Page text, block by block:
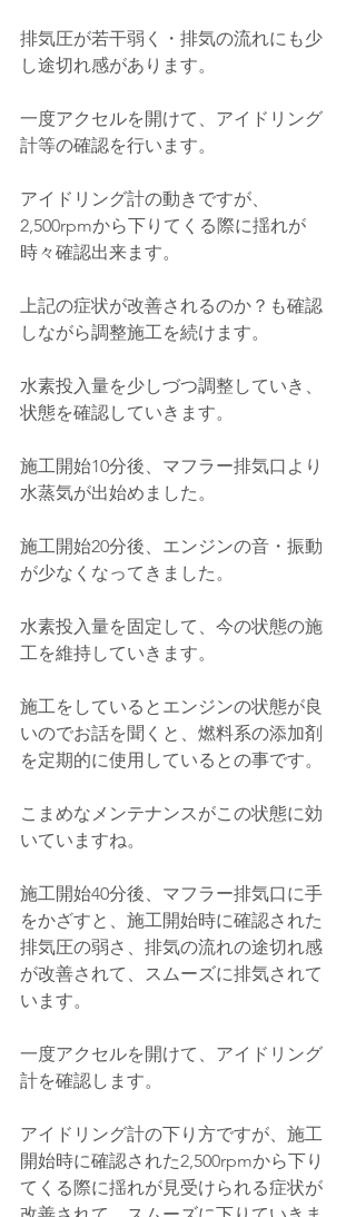
排気圧が若干弱く・排気の流れにも少
し途切れ感があります。
一度アクセルを開けて、アイドリング
計等の確認を行います。
アイドリング計の動きですが、
2,500rpmから下りてくる際に揺れが
時々確認出来ます。
上記の症状が改善されるのか？も確認
しながら調整施工を続けます。
水素投入量を少しづつ調整していき、
状態を確認していきます。
施工開始10分後、マフラー排気口より
水蒸気が出始めました。
施工開始20分後、エンジンの音・振動
が少なくなってきました。
水素投入量を固定して、今の状態の施
工を維持していきます。
施工をしているとエンジンの状態が良
いのでお話を聞くと、燃料系の添加剤
を定期的に使用しているとの事です。
こまめなメンテナンスがこの状態に効
いていますね。
施工開始40分後、マフラー排気口に手
をかざすと、施工開始時に確認された
排気圧の弱さ、排気の流れの途切れ感
が改善されて、スムーズに排気されて
います。
一度アクセルを開けて、アイドリング
計を確認します。
アイドリング計の下り方ですが、施工
開始時に確認された2,500rpmから下り
てくる際に揺れが見受けられる症状が